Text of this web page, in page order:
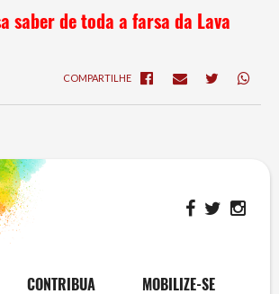
saber de toda a farsa da Lava
COMPARTILHE
CONTRIBUA MOBILIZE-SE